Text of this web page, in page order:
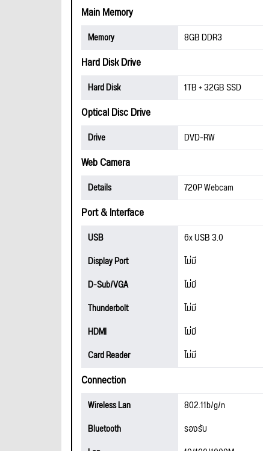
Main Memory
Memory 8GB DDR3
Hard Disk Drive
Hard Disk 1TB + 32GB SSD
Optical Disc Drive
Drive DVD-RW
Web Camera
Details 720P Webcam
Port & Interface
USB
6x USB 3.0
Display Port
ไม่มี
D-Sub/VGA
ไม่มี
Thunderbolt
ไม่มี
HDMI
ไม่มี
Card Reader
ไม่มี
Connection
Wireless Lan
802.11b/g/n
Bluetooth
รองรับ